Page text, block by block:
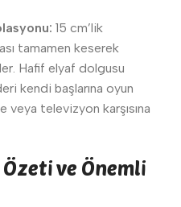
15 cm’lik
tamamen keserek
Hafif elyaf dolgusu
kendi başlarına oyun
veya televizyon karşısına
ve Önemli